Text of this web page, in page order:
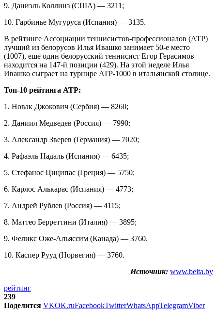
9. Даниэль Коллинз (США) — 3211;
10. Гарбинье Мугуруса (Испания) — 3135.
В рейтинге Ассоциации теннисистов-профессионалов (АТР)
лучший из белорусов Илья Ивашко занимает 50-е место
(1007), еще один белорусский теннисист Егор Герасимов
находится на 147-й позиции (429). На этой неделе Илья
Ивашко сыграет на турнире ATP-1000 в итальянской столице.
Топ-10 рейтинга ATP:
1. Новак Джокович (Сербия) — 8260;
2. Даниил Медведев (Россия) — 7990;
3. Александр Зверев (Германия) — 7020;
4. Рафаэль Надаль (Испания) — 6435;
5. Стефанос Циципас (Греция) — 5750;
6. Карлос Алькарас (Испания) — 4773;
7. Андрей Рублев (Россия) — 4115;
8. Маттео Берреттини (Италия) — 3895;
9. Феликс Оже-Альяссим (Канада) — 3760.
10. Каспер Рууд (Норвегия) — 3760.
Источник: www.belta.by
рейтинг
239
Поделится VKOK.ruFacebookTwitterWhatsAppTelegramViber